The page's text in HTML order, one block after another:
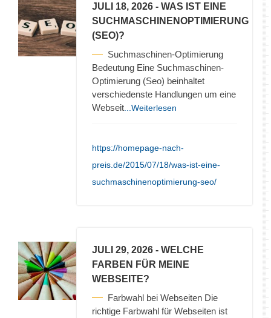
JULI 18, 2026 - WAS IST EINE
SUCHMASCHINENOPTIMIERUNG
(SEO)?
Suchmaschinen-Optimierung
Bedeutung Eine Suchmaschinen-
Optimierung (Seo) beinhaltet
verschiedenste Handlungen um eine
Webseit ...Weiterlesen
https://homepage-nach-
preis.de/2015/07/18/was-ist-eine-
suchmaschinenoptimierung-seo/
JULI 29, 2026 - WELCHE
FARBEN FÜR MEINE
WEBSEITE?
Farbwahl bei Webseiten Die
richtige Farbwahl für Webseiten ist